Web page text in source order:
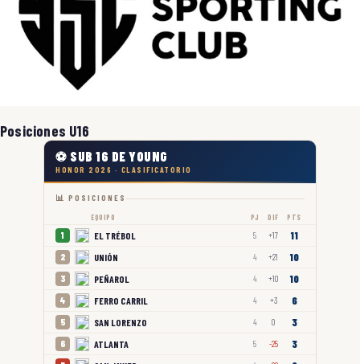
Posiciones U16
⚽ SUB 16 DE YOUNG
HONOR 2026 · CLASIFICATORIO
📊 POSICIONES
EQUIPO PJ DIF PTS
1 EL TRÉBOL 5 +17 11
2 UNIÓN 4 +21 10
3 PEÑAROL 4 +10 10
4 FERRO CARRIL 4 +3 6
5 SAN LORENZO 4 0 3
6 ATLANTA 5 -25 3